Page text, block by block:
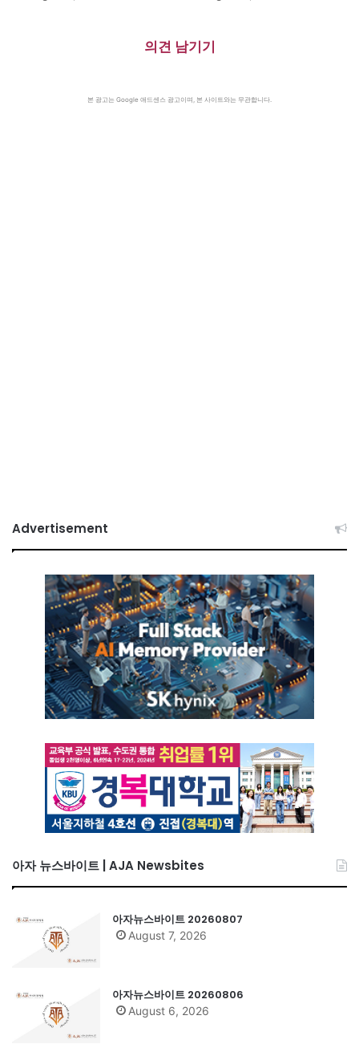
의견 남기기
본 광고는 Google 애드센스 광고이며, 본 사이트와는 무관합니다.
Advertisement
아자 뉴스바이트 | AJA Newsbites
아자뉴스바이트 20260807
August 7, 2026
아자뉴스바이트 20260806
August 6, 2026